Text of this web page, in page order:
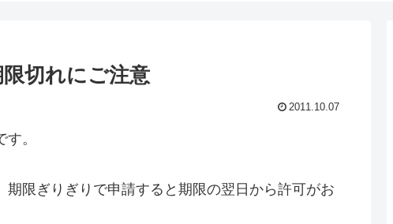
切れにご注意
2011.10.07
。
限ぎりぎりで申請すると期限の翌日から許可がお